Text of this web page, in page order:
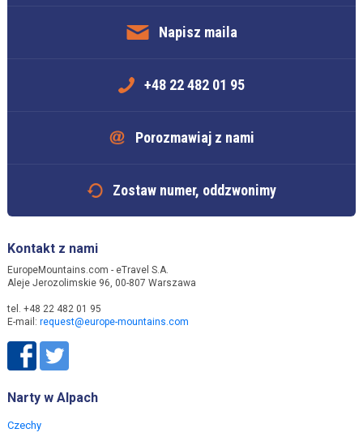
Napisz maila
+48 22 482 01 95
Porozmawiaj z nami
Zostaw numer, oddzwonimy
Kontakt z nami
EuropeMountains.com - eTravel S.A.
Aleje Jerozolimskie 96, 00-807 Warszawa
tel. +48 22 482 01 95
E-mail: request@europe-mountains.com
Narty w Alpach
Czechy